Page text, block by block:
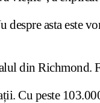
asta este
din Richmond.
Cu peste